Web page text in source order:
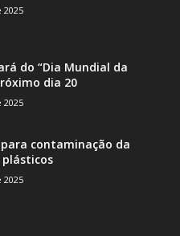
2025
do “Dia Mundial da
dia 20
2025
contaminação da
2025